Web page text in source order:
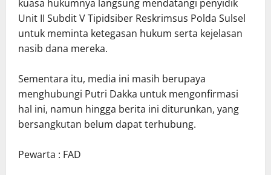
kuasa hukumnya langsung mendatangi penyidik
Unit II Subdit V Tipidsiber Reskrimsus Polda Sulsel
untuk meminta ketegasan hukum serta kejelasan
nasib dana mereka.
Sementara itu, media ini masih berupaya
menghubungi Putri Dakka untuk mengonfirmasi
hal ini, namun hingga berita ini diturunkan, yang
bersangkutan belum dapat terhubung.
Pewarta : FAD